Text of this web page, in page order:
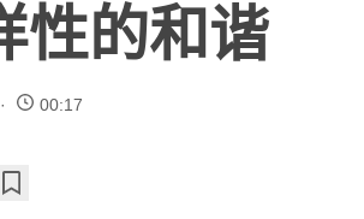
性的和谐
00:17